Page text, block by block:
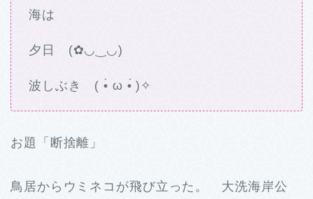
海は
夕日 (✿◡‿◡)
波しぶき ( •̀ ω •́ )✧
お題「断捨離」
鳥居からウミネコが飛び立った。 大洗海岸公